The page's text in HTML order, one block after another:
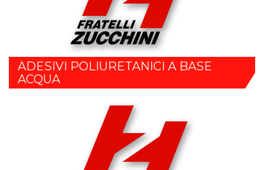
ADESIVI POLIURETANICI A BASE
ACQUA